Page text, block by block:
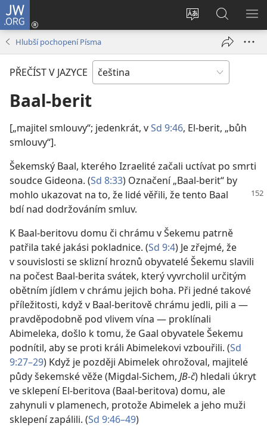
JW.ORG
Změnit
stránek
Přihlásit
se
okno)
Hledat
na
JW.ORG
Hlubší pochopení Písma
PŘEČÍST V JAZYCE
Baal-berit
[„majitel smlouvy“; jedenkrát, vSd 9:46, El-berit, „bůh
smlouvy“].
Šekemský Baal, kterého Izraelité začali uctívat po smrti
soudce Gideona. (Sd 8:33) Označení „Baal-berit“ by
mohlo ukazovat na to, že lidé věřili, že tento Baal
bdí nad dodržováním smluv.
K Baal-beritovu domu či chrámu v Šekemu patrně
patřila také jakási pokladnice. (Sd 9:4) Je zřejmé, že
v souvislosti se sklizní hroznů obyvatelé Šekemu slavili
na počest Baal-berita svátek, který vyvrcholil určitým
obětním jídlem v chrámu jejich boha. Při jedné takové
příležitosti, když v Baal-beritově chrámu jedli, pili a —
pravděpodobně pod vlivem vína — proklínali
Abimeleka, došlo k tomu, že Gaal obyvatele Šekemu
podnítil, aby se proti králi Abimelekovi vzbouřili. (Sd
9:27–29) Když je později Abimelek ohrožoval, majitelé
půdy šekemské věže (Migdal-Sichem, JB-č) hledali úkryt
ve sklepení El-beritova (Baal-beritova) domu, ale
zahynuli v plamenech, protože Abimelek a jeho muži
sklepení zapálili. (Sd 9:46–49)